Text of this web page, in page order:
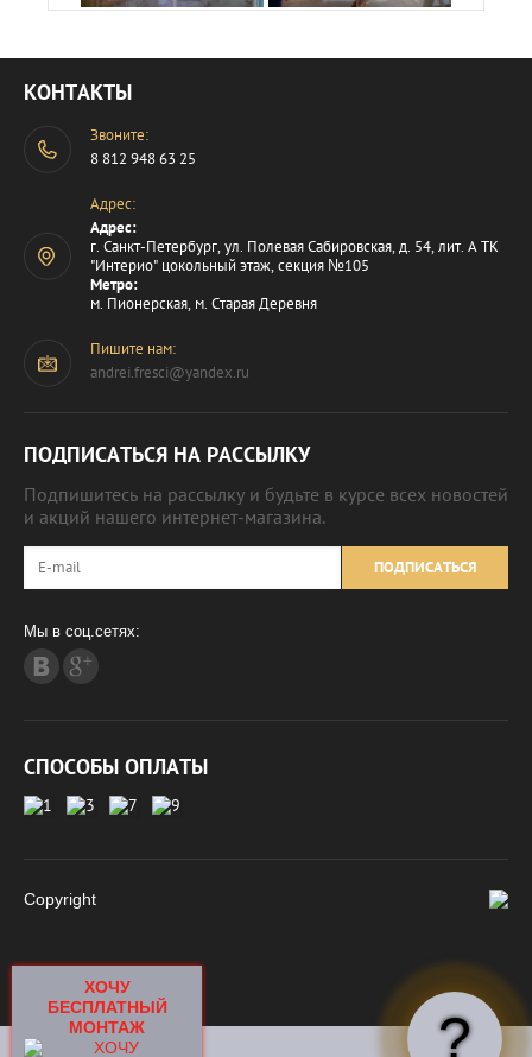
?
КОНТАКТЫ
Звоните:
8 812 948 63 25
Адрес:
Адрес:
г. Санкт-Петербург, ул. Полевая Сабировская, д. 54, лит. А ТК
"Интерио" цокольный этаж, секция №105
Метро:
м. Пионерская, м. Старая Деревня
Пишите нам:
andrei.fresci@yandex.ru
ПОДПИСАТЬСЯ НА РАССЫЛКУ
Подпишитесь на рассылку и будьте в курсе всех новостей
и акций нашего интернет-магазина.
ПОДПИСАТЬСЯ
Мы в соц.сетях:
СПОСОБЫ ОПЛАТЫ
Copyright
ХОЧУ
БЕСПЛАТНЫЙ
МОНТАЖ